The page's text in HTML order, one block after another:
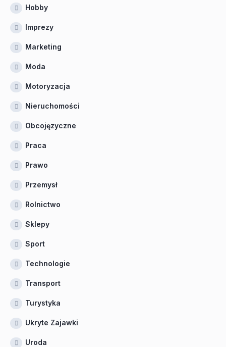
Hobby
Imprezy
Marketing
Moda
Motoryzacja
Nieruchomości
Obcojęzyczne
Praca
Prawo
Przemysł
Rolnictwo
Sklepy
Sport
Technologie
Transport
Turystyka
Ukryte Zajawki
Uroda